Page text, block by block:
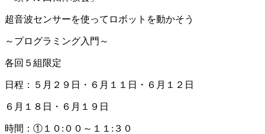
超音波センサーを使ってロボットを動かそう
～プログラミング入門～
各回５組限定
日程：５月２９日・６月１１日・６月１２日
６月１８日・６月１９日
時間：①１０:００～１１:３０